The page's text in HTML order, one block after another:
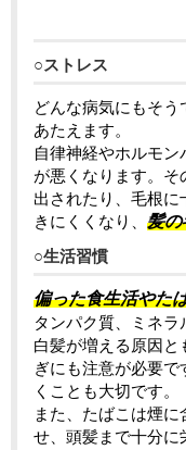
○ストレス
どんな病気にもそ
あたえます。
自律神経やホルモ
が悪くなります。
出されたり、毛根
きにくくなり、 髪の
○生活習慣
偏った食生活やた
タンパク質、ミネ
白髪が増える原因
ぎにも注意が必要
くことも大切です。
また、たばこは煙
せ、頭髪まで十分に